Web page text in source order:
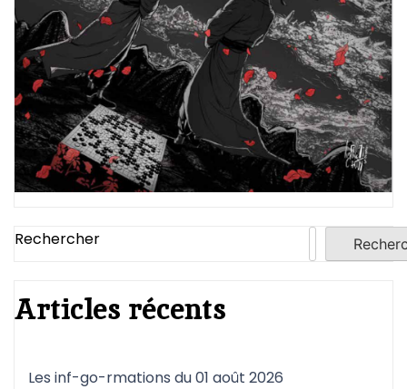
Rechercher
Articles récents
Les inf-go-rmations du 01 août 2026